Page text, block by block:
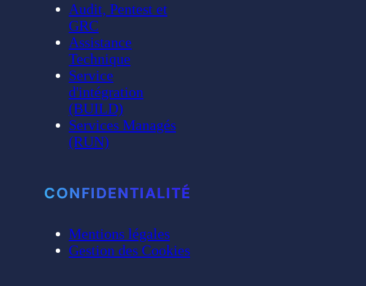
Audit, Pentest et
GRC
Assistance
Technique
Service
d'intégration
(BUILD)
Services Managés
(RUN)
CONFIDENTIALITÉ
Mentions légales
Gestion des Cookies